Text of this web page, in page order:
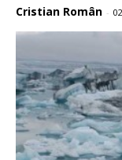
Cristian Român -